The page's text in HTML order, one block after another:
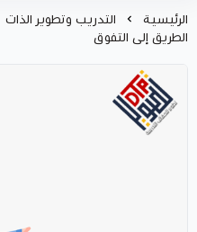
الرئيسية التدريب وتطوير الذات
الطريق إلى التفوق